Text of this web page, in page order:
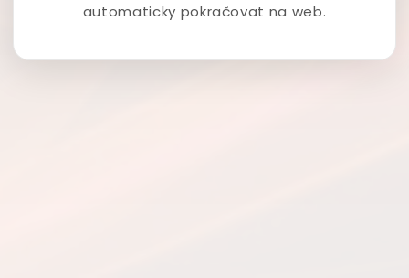
automaticky pokračovat na web.